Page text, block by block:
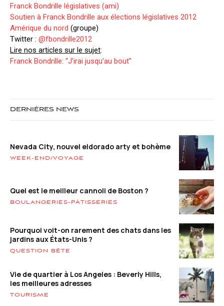
Franck Bondrille législatives (ami)
Soutien à Franck Bondrille aux élections législatives 2012
Amérique du nord (groupe)
Twitter : @fbondrille2012
Lire nos articles sur le sujet:
Franck Bondrille: “J’irai jusqu’au bout”
DERNIÈRES NEWS
Nevada City, nouvel eldorado arty et bohème
WEEK-END/VOYAGE
Quel est le meilleur cannoli de Boston ?
BOULANGERIES-PÂTISSERIES
Pourquoi voit-on rarement des chats dans les
jardins aux États-Unis ?
QUESTION BÊTE
Vie de quartier à Los Angeles : Beverly Hills,
les meilleures adresses
TOURISME